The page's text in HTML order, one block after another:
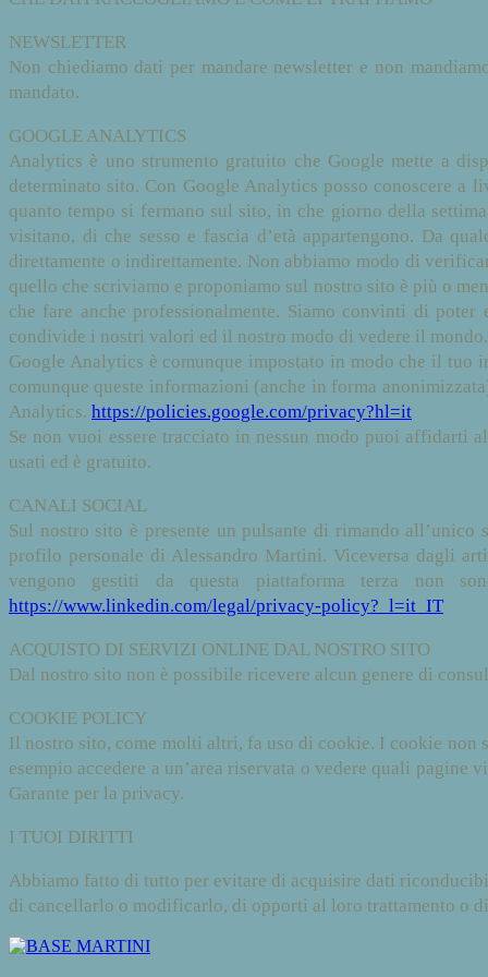
NEWSLETTER
Non chiediamo dati per mandare newsletter e non
mandato.
GOOGLE ANALYTICS
Analytics è uno strumento gratuito che Google mette a
determinato sito. Con Google Analytics posso conoscere
quanto tempo si fermano sul sito, in che giorno della
visitano, di che sesso e fascia d’età appartengono. Da
direttamente o indirettamente. Non abbiamo modo di
quello che scriviamo e proponiamo sul nostro sito è più o
che fare anche professionalmente. Siamo convinti di
condivide i nostri valori ed il nostro modo di vedere il
Google Analytics è comunque impostato in modo che il tuo
comunque queste informazioni (anche in forma
Analytics. https://policies.google.com/privacy?hl=it
Se non vuoi essere tracciato in nessun modo puoi affidarti
usati ed è gratuito.
CANALI SOCIAL
Sul nostro sito è presente un pulsante di rimando
profilo personale di Alessandro Martini. Viceversa dagli
vengono gestiti da questa piattaforma terza non
https://www.linkedin.com/legal/privacy-policy?_l=it_IT
ACQUISTO DI SERVIZI ONLINE DAL NOSTRO SITO
Dal nostro sito non è possibile ricevere alcun genere di
COOKIE POLICY
Il nostro sito, come molti altri, fa uso di cookie. I cookie non
esempio accedere a un’area riservata o vedere quali
Garante per la privacy.
I TUOI DIRITTI
Abbiamo fatto di tutto per evitare di acquisire dati
di cancellarlo o modificarlo, di opporti al loro trattamento o